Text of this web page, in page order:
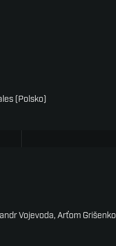
(Polsko)
Vojevoda, Arťom Grišenko